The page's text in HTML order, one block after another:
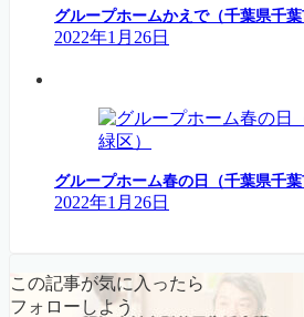
グループホームかえで（千葉県千葉
2022年1月26日
グループホーム春の日（千葉県千葉
2022年1月26日
この記事が気に入ったら
フォローしよう